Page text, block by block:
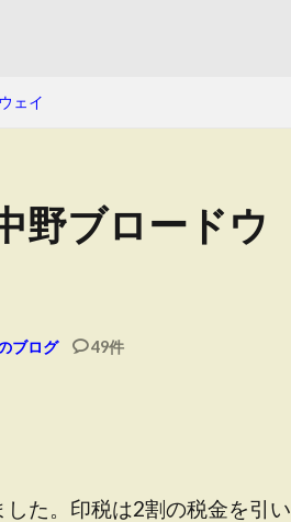
ェイ
野ブロードウ
ブログ 49件
た。印税は2割の税金を引い